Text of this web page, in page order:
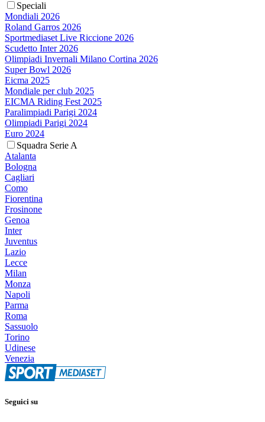
Speciali
Mondiali 2026
Roland Garros 2026
Sportmediaset Live Riccione 2026
Scudetto Inter 2026
Olimpiadi Invernali Milano Cortina 2026
Super Bowl 2026
Eicma 2025
Mondiale per club 2025
EICMA Riding Fest 2025
Paralimpiadi Parigi 2024
Olimpiadi Parigi 2024
Euro 2024
Squadra Serie A
Atalanta
Bologna
Cagliari
Como
Fiorentina
Frosinone
Genoa
Inter
Juventus
Lazio
Lecce
Milan
Monza
Napoli
Parma
Roma
Sassuolo
Torino
Udinese
Venezia
Seguici su